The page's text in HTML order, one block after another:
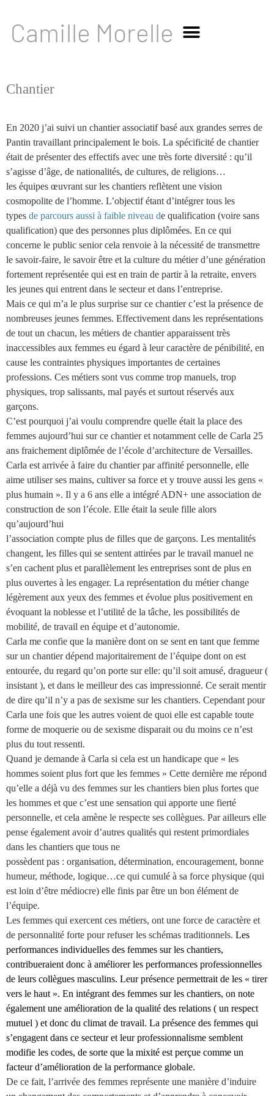
Camille Morelle
Chantier
En 2020 j’ai suivi un chantier associatif basé aux grandes serres de
Pantin travaillant principalement le bois. La spécificité de chantier
était de présenter des effectifs avec une très forte diversité : qu’il
s’agisse d’âge, de nationalités, de cultures, de religions…
les équipes œuvrant sur les chantiers reflètent une vision
cosmopolite de l’homme. L’objectifétant d’intégrer tous les
types de parcours aussi à faible niveau de qualification (voire sans
qualification) que des personnes plus diplômées. En ce qui
concerne le public senior cela renvoie à la nécessité de transmettre
le savoir-faire, le savoir être et la culture du métierd’une génération
fortement représentée qui est en train de partir à la retraite, envers
les jeunes qui entrent dans le secteur et dans l’entreprise.
Mais ce qui m’a le plus surprise sur ce chantier c’est la présence de
nombreuses jeunes femmes. Effectivement dans les représentations
de tout un chacun, les métiers de chantier apparaissent très
inaccessibles aux femmes eu égard à leur caractère de pénibilité, en
cause les contraintes physiques importantes de certaines
professions. Ces métiers sont vus comme trop manuels, trop
physiques, trop salissants, mal payés et surtout réservés aux
garçons.
C’est pourquoi j’ai voulu comprendre quelle était la place des
femmes aujourd’hui sur ce chantier et notamment celle de Carla 25
ans fraichement diplômée de l’école d’architecture de Versailles.
Carla est arrivée à faire du chantier par affinité personnelle, elle
aime utiliser ses mains, cultiver sa force et y trouve aussi les gens «
plus humain ». Il y a 6 ans elle a intégré ADN+ une association de
construction de son l’école. Elle était la seule fille alors
qu’aujourd’hui
l’association compte plus de filles que de garçons. Les mentalités
changent, les filles qui se sentent attirées par le travail manuel ne
s’en cachent plus et parallèlement les entreprises sont de plus en
plus ouvertes à les engager. La représentation du métierchange
légèrement aux yeux des femmes et évolue plus positivement en
évoquant la noblesse et l’utilité de la tâche, les possibilités de
mobilité, de travail en équipe et d’autonomie.
Carla me confie que la manière dont on se sent en tant que femme
sur un chantierdépend majoritairement de l’équipe dont on est
entourée, du regard qu’on porte sur elle: qu’il soit amusé, dragueur (
insistant ), et dans le meilleur des cas impressionné. Ce serait mentir
de dire qu’il n’y a pas de sexisme sur les chantiers. Cependant pour
Carla une fois que les autres voient de quoi elle est capable toute
forme de moquerie ou de sexisme disparait ou du moins ce n’est
plus du tout ressenti.
Quand je demande à Carla si cela est un handicape que « les
hommes soient plus fort que les femmes » Cette dernière me répond
qu’elle a déjà vu des femmes sur les chantiers bien plus fortes que
les hommes et que c’est une sensation qui apporte une fierté
personnelle, et cela amène le respecte ses collègues. Par ailleurs elle
pense également avoir d’autres qualités qui restent primordiales
dans les chantiers que tous ne
possèdent pas : organisation, détermination, encouragement, bonne
humeur, méthode, logique…ce qui cumulé à sa force physique (qui
est loin d’être médiocre) elle finis parêtre un bon élément de
l’équipe.
Les femmes qui exercent ces métiers, ont une force de caractère et
de personnalité forte pour refuser les schémas traditionnels. Les
performances individuelles des femmes sur les chantiers,
contribueraient donc à améliorer les performances professionnelles
de leurs collègues masculins. Leur présence permettrait de les « tirer
vers le haut ». En intégrant des femmes sur les chantiers, on note
également une amélioration de la qualité des relations ( un respect
mutuel ) et donc du climat de travail. La présence des femmes qui
s’engagent dans ce secteur et leur professionnalisme semblent
modifie les codes, de sorte que la mixité est perçue comme un
facteur d’amélioration de la performance globale.
De ce fait, l’arrivée des femmes représente une manière d’induire